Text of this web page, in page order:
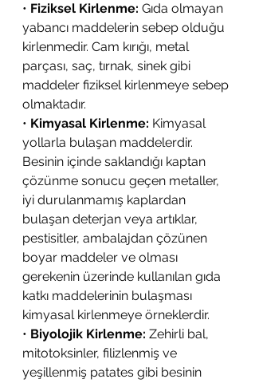
• Fiziksel Kirlenme: Gıda olmayan
yabancı maddelerin sebep olduğu
kirlenmedir. Cam kırığı, metal
parçası, saç, tırnak, sinek gibi
maddeler fiziksel kirlenmeye sebep
olmaktadır.
• Kimyasal Kirlenme: Kimyasal
yollarla bulaşan maddelerdir.
Besinin içinde saklandığı kaptan
çözünme sonucu geçen metaller,
iyi durulanmamış kaplardan
bulaşan deterjan veya artıklar,
pestisitler, ambalajdan çözünen
boyar maddeler ve olması
gerekenin üzerinde kullanılan gıda
katkı maddelerinin bulaşması
kimyasal kirlenmeye örneklerdir.
• Biyolojik Kirlenme: Zehirli bal,
mitotoksinler, filizlenmiş ve
yeşillenmiş patates gibi besinin